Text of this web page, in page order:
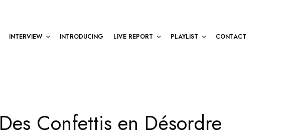
INTERVIEW INTRODUCING LIVE REPORT PLAYLIST CONTACT
Des Confettis en Désordre